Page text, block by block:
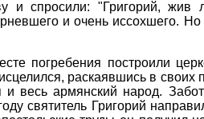
и спросили: "Григорий, жив
и очень иссохшего.
погребения построили
раскаявшись в своих
весь армянский народ.
святитель Григорий